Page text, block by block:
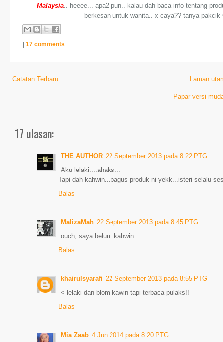
Malaysia.. heeee... apa2 pun.. kalau dah baca info tentang
berkesan untuk wanita.. x caya?? tanya
| 17 comments
Catatan Terbaru Laman
Papar versi
17 ulasan:
THE AUTHOR 22 September 2013 pada 8:22 PTG
Aku lelaki....ahaks...
Tapi dah kahwin...bagus produk ni yekk...isteri selalu
Balas
MalizaMah 22 September 2013 pada 8:45 PTG
ouch, saya belum kahwin.
Balas
khairulsyarafi 22 September 2013 pada 8:55 PTG
< lelaki dan blom kawin tapi terbaca pulaks!!
Balas
Mia Zaab 4 Jun 2014 pada 8:20 PTG